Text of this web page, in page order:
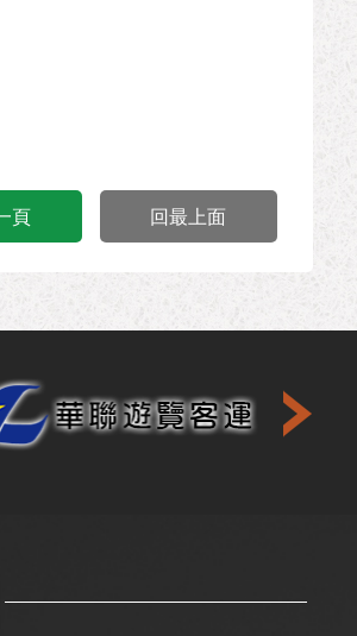
頁 回最上面